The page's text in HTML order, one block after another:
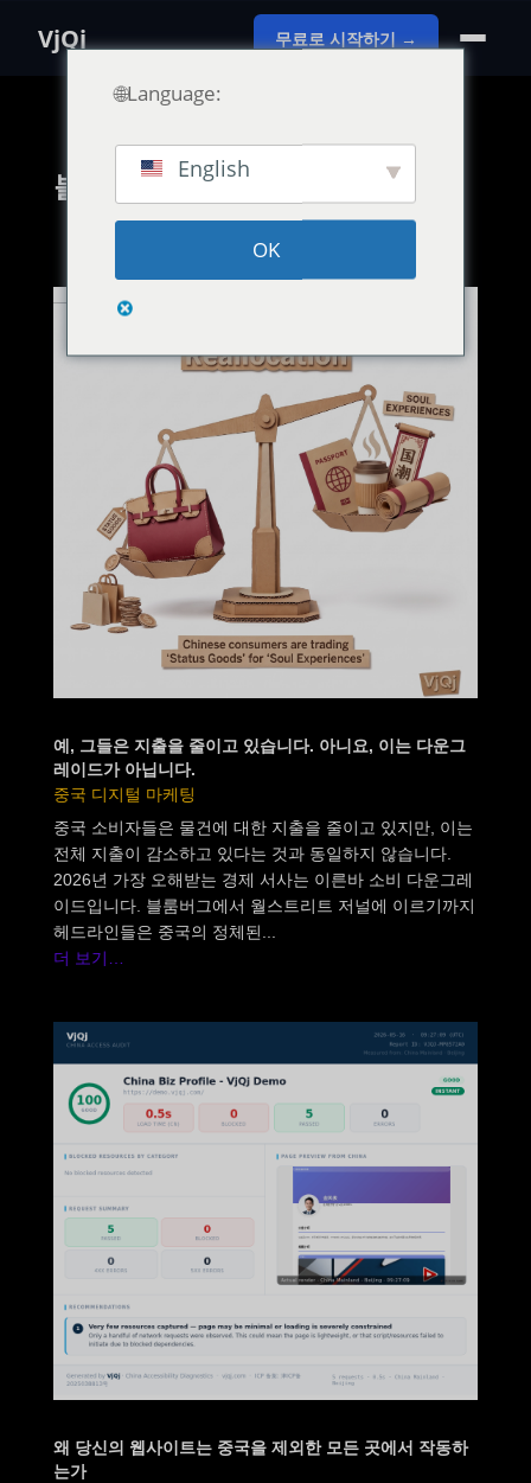
VjQj 무료로 시작하기 →
블로그
예, 그들은 지출을 줄이고 있습니다. 아니요, 이는 다운그
레이드가 아닙니다.
중국 디지털 마케팅
중국 소비자들은 물건에 대한 지출을 줄이고 있지만, 이는
전체 지출이 감소하고 있다는 것과 동일하지 않습니다.
2026년 가장 오해받는 경제 서사는 이른바 소비 다운그레
이드입니다. 블룸버그에서 월스트리트 저널에 이르기까지
헤드라인들은 중국의 정체된...
더 보기…
왜 당신의 웹사이트는 중국을 제외한 모든 곳에서 작동하
는가
🌐Language:
English
OK